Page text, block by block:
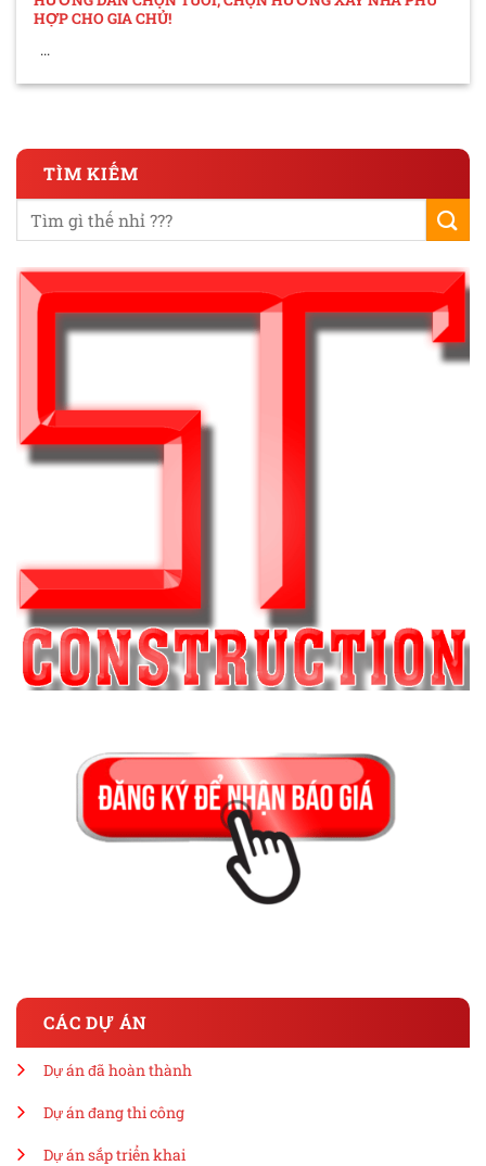
HỢP CHO GIA CHỦ!
...
TÌM KIẾM
CÁC DỰ ÁN
Dự án đã hoàn thành
Dự án đang thi công
Dự án sắp triển khai